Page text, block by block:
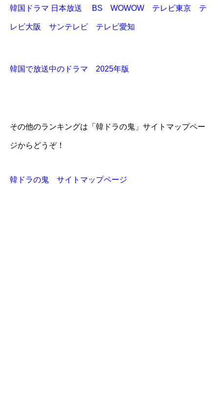
韓国ドラマ 日本放送 BS WOWOW テレビ東京 テ
レビ大阪 サンテレビ テレビ愛知
韓国で放送中のドラマ 2025年版
その他のランキングは「韓ドラの鬼」サイトマップペー
ジからどうぞ！
韓ドラの鬼 サイトマップページ